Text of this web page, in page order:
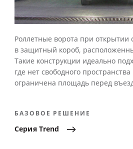
БАЗОВОЕ РЕШЕНИЕ
Серия Trend
Роллетные ворота при открытии
в защитный короб,
Такие конструкции идеально
где нет свободного
ограничена площадь перед